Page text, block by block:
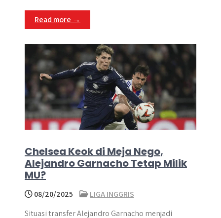
Read more →
Chelsea Keok di Meja Nego,
Alejandro Garnacho Tetap Milik
MU?
08/20/2025
LIGA INGGRIS
Situasi transfer Alejandro Garnacho menjadi